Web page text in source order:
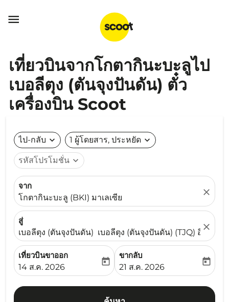

เที่ยวบินจากโกตากินะบะลูไป
เบอลีตุง (ตันจุงปันดัน) ตั๋ว
เครื่องบิน Scoot
ไป-กลับ expand_more 1 ผู้โดยสาร, ประหยัด expand_more
รหัสโปรโมชั่น expand_more
จาก
โกตากินะบะลู (BKI) มาเลเซีย
close
สู่
เบอลีตุง (ตันจุงปันดัน) เบอลีตุง (ตันจุงปันดัน) (TJQ) อินโดนีเ
close
เที่ยวบินขาออก
fc-booking-departure-date-aria-label
14 ส.ค. 2026
today
ขากลับ
fc-booking-return-date-
21 ส.ค. 2026
today